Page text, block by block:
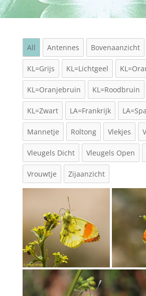
All Antennes Bovenaanzicht
KL=Grijs KL=Lichtgeel
KL=Oranjebruin KL=Roodbruin
KL=Zwart LA=Frankrijk
Mannetje Roltong Vlekjes
Vleugels Dicht Vleugels Open
Vrouwtje Zijaanzicht